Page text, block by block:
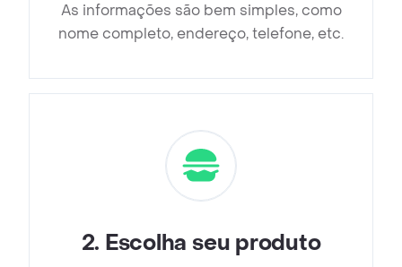
As informações são bem simples, como
nome completo, endereço, telefone, etc.
2. Escolha seu produto